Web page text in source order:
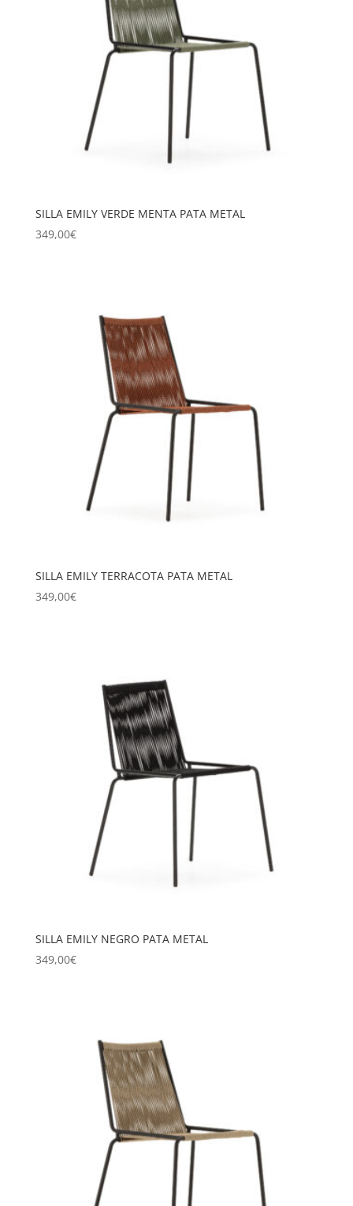
SILLA EMILY VERDE MENTA PATA METAL
349,00€
SILLA EMILY TERRACOTA PATA METAL
349,00€
SILLA EMILY NEGRO PATA METAL
349,00€